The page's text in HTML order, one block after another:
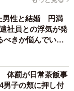
した単純なもの
滑らかに機能さ
男性と結婚 円満
社員との浮気が発
きか悩んでいま
ーが解説】
体罰が日常茶飯事
子の頬に押し付